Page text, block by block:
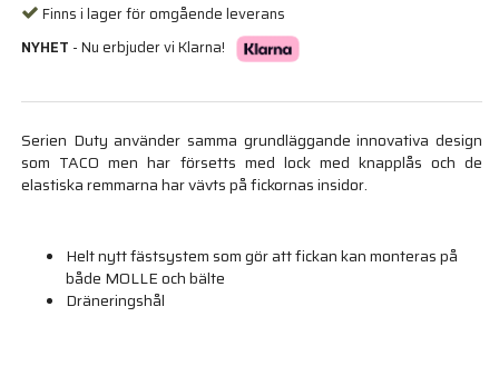
Finns i lager för omgående leverans
NYHET - Nu erbjuder vi Klarna!
Serien Duty använder samma grundläggande innovativa design
som TACO men har försetts med lock med knapplås och de
elastiska remmarna har vävts på fickornas insidor.
Helt nytt fästsystem som gör att fickan kan monteras på
både MOLLE och bälte
Dräneringshål